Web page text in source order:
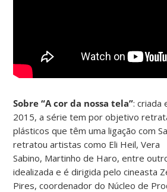
Sobre “A cor da nossa tela”: criada
2015, a série tem por objetivo
plásticos que têm uma ligação com
retratou artistas como Eli Heil, Vera
Sabino, Martinho de Haro, entre
idealizada e é dirigida pelo cineasta
Pires, coordenador do Núcleo de